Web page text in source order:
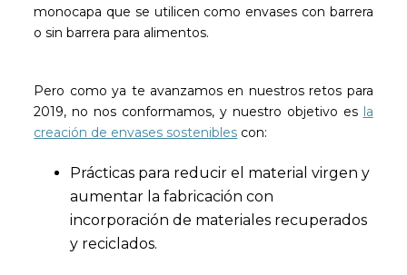
monocapa que se utilicen como envases con barrera
o sin barrera para alimentos.
Pero como ya te avanzamos en nuestros retos para
2019, no nos conformamos, y nuestro objetivo es la
creación de envases sostenibles con:
Prácticas para reducir el material virgen y
aumentar la fabricación con
incorporación de materiales recuperados
y reciclados.